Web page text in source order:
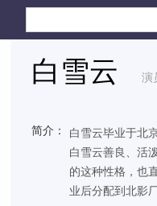
白雪云 演
简介：
白雪云毕业于北
白雪云善良、活
的这种性格，也
业后分配到北影